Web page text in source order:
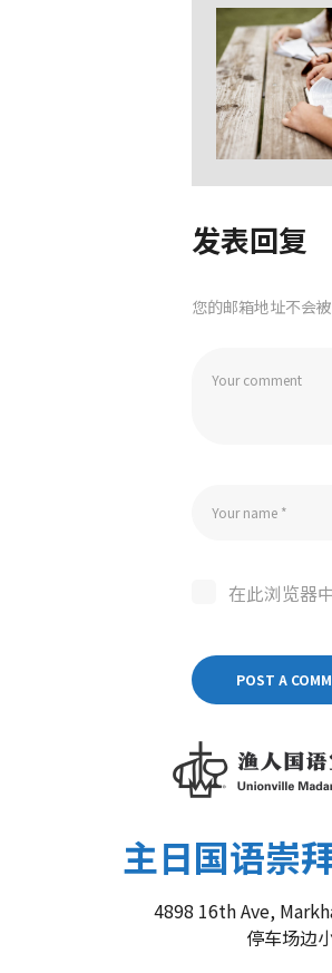
发表回复
您的邮箱地址不会被
在此浏览器
主日国语崇
4898 16th Ave,
停车场边